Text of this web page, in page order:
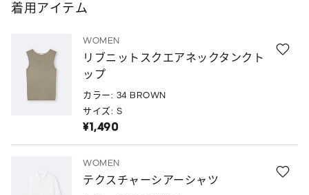
着用アイテム
WOMEN
リブニットスクエアネックタンクト
ップ
カラー: 34 BROWN
サイズ: S
¥1,490
WOMEN
テクスチャーシアーシャツ